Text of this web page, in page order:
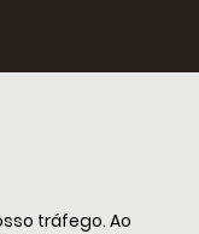
tráfego. Ao